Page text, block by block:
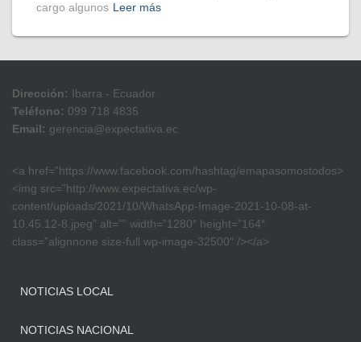
cargo algunos Leer más
Dirección: Ibarra - Ecuador
Teléfono: 099 718 4835
Email: gerencia@expectativa.ec
<a href=”https://www.facebook.com/hashtag/emapasomostodos>
<img src=”http://www.expectativa.ec/wp-
content/uploads/2021/10/WhatsApp-Image-2021-10-08-at-
10.45.12-8.jpeg” alt=”” width=”1280″ height=”164″
class=”alignnone size-full wp-image-32500″ /></a>
NOTICIAS LOCAL
NOTICIAS NACIONAL